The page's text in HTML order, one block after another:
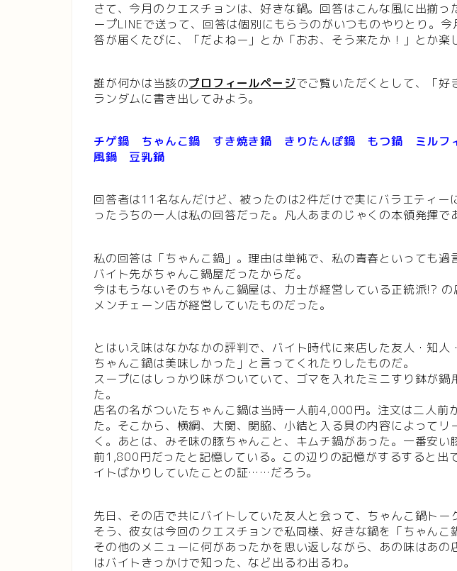
さて、今月のクエスチョンは、好きな鍋。 回答はこんな風に出揃っ
ープLINEで送って、回答は個別にもらうのがいつものやりとり。
答が届くたびに、「だよねー」とか「おお、そう来たか！」とか楽
誰が何かは当該のプロフィールページでご覧いただくとして、「好
ランダムに書き出してみよう。
チゲ鍋 ちゃんこ鍋 すき焼き鍋 きりたんぽ鍋 もつ鍋 ミルフ
風鍋 豆乳鍋
回答者は11名なんだけど、被ったのは2件だけで実にバラエティー
ったうちの一人は私の回答だった。凡人あまのじゃくの本領発揮で
私の回答は「ちゃんこ鍋」。理由は単純で、私の青春といっても過
バイト先がちゃんこ鍋屋だったからだ。
今はもうないそのちゃんこ鍋屋は、力士が経営している正統派!?
メンチェーン店が経営していたものだった。
とはいえ味はなかなかの評判で、バイト時代に来店した友人・知人
ちゃんこ鍋は美味しかった」と言ってくれたりしたものだ。
スープにはしっかり味がついていて、ゴマを入れたミニすり鉢が鍋
た。
店名の名がついたちゃんこ鍋は当時一人前4,000円。注文は二人前
た。そこから、横綱、大関、関脇、小結と入る具の内容によってリ
く。あとは、みそ味の豚ちゃんこと、キムチ鍋があった。一番安い
前1,800円だったと記憶している。この辺りの記憶がするすると出
イトばかりしていたことの証……だろう。
先日、その店で共にバイトしていた友人と会って、ちゃんこ鍋トー
そう、彼女は今回のクエスチョンで私同様、好きな鍋を「ちゃんこ
その他のメニューに何があったかを思い返しながら、あの味はあの
はバイトきっかけで知った、など出るわ出るわ。